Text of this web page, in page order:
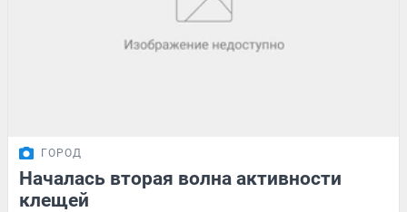
ГОРОД
Началась вторая волна активности
клещей